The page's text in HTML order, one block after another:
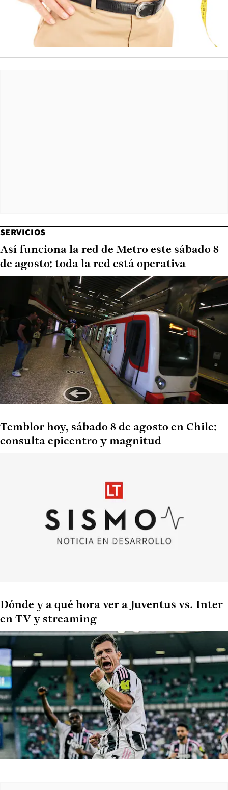
SERVICIOS
Así funciona la red de Metro este sábado 8
de agosto: toda la red está operativa
Temblor hoy, sábado 8 de agosto en Chile:
consulta epicentro y magnitud
Dónde y a qué hora ver a Juventus vs. Inter
en TV y streaming